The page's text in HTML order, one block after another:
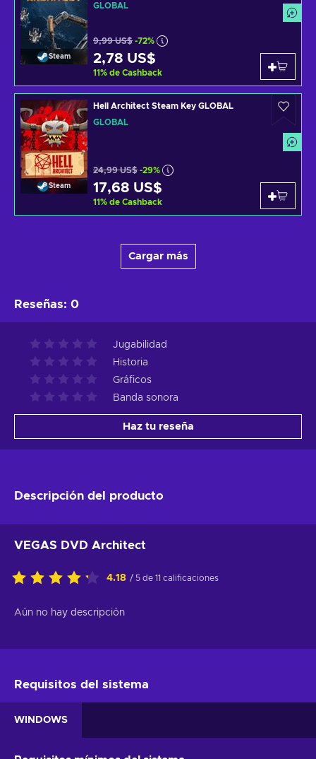
Steam
GLOBAL
9,99 US$ -72%
2,78 US$
11% de Cashback
Steam
Hell Architect Steam Key GLOBAL
GLOBAL
24,99 US$ -29%
17,68 US$
11% de Cashback
Cargar más
Reseñas: 0
Jugabilidad
Historia
Gráficos
Banda sonora
Haz tu reseña
Descripción del producto
VEGAS DVD Architect
4.18 / 5 de 11 calificaciones
Aún no hay descripción
Requisitos del sistema
WINDOWS